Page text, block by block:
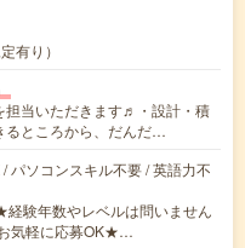
有り）
担当いただきます♬・設計・積
るところから、だんだ…
パソコンスキル不要 / 英語力不
験年数やレベルは問いません
気軽に応募OK★…